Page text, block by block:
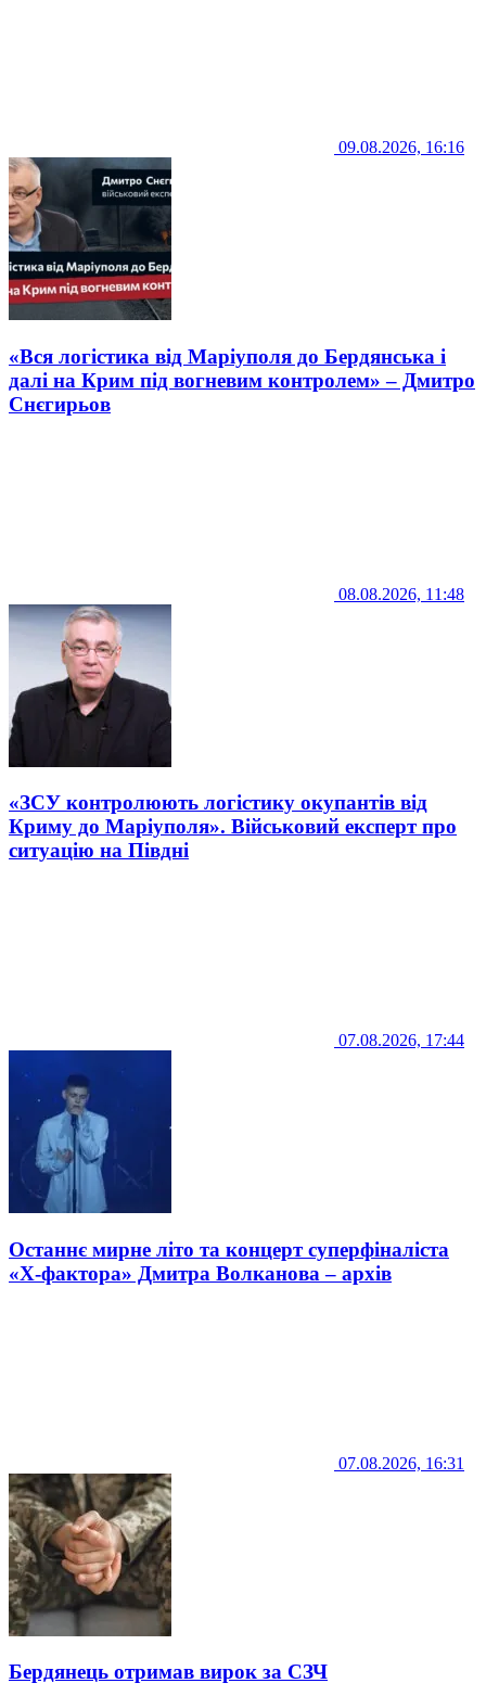
09.08.2026, 16:16
«Вся логістика від Маріуполя до Бердянська і
далі на Крим під вогневим контролем» – Дмитро
Снєгирьов
08.08.2026, 11:48
«ЗСУ контролюють логістику окупантів від
Криму до Маріуполя». Військовий експерт про
ситуацію на Півдні
07.08.2026, 17:44
Останнє мирне літо та концерт суперфіналіста
«Х-фактора» Дмитра Волканова – архів
07.08.2026, 16:31
Бердянець отримав вирок за СЗЧ